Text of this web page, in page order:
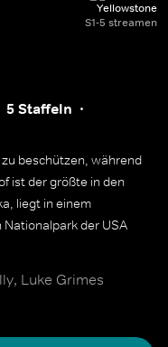
Yellowstone
S1-5 streamen
5 Staffeln
beschützen, während
ist der größte in den
liegt in einem
der USA
Luke Grimes